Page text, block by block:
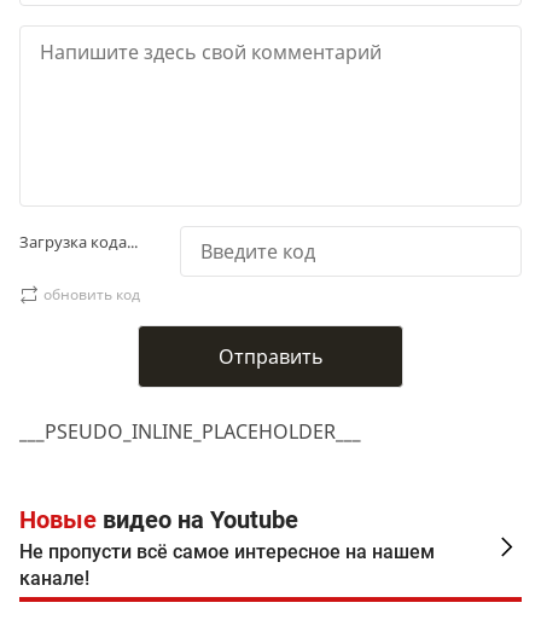
___PSEUDO_INLINE_PLACEHOLDER___
Загрузка кода...
обновить код
Новые видео на Youtube
Не пропусти всё самое интересное на нашем
канале!